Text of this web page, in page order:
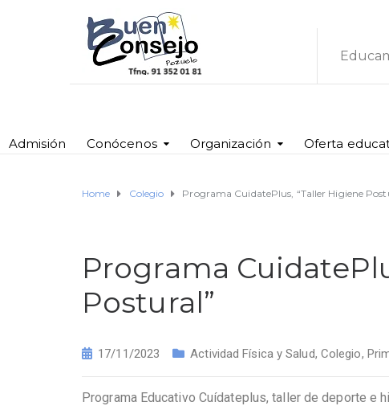
Admisión Conócenos Organización Oferta
Home Colegio Programa CuidatePlus, “Taller Higiene
Programa
Postural”
17/11/2023 Actividad Física y Salud, Colegio,
Programa Educativo Cuídateplus, taller de deporte e